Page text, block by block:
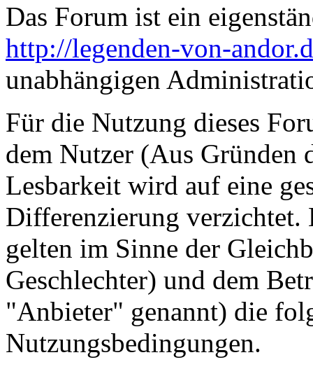
Das Forum ist ein
http://legenden-von-
unabhängigen
Für die Nutzung dieses
dem Nutzer (Aus Gründen
Lesbarkeit wird auf eine
Differenzierung verzichtet.
gelten im Sinne der
Geschlechter) und dem
"Anbieter" genannt) die
Nutzungsbedingungen.